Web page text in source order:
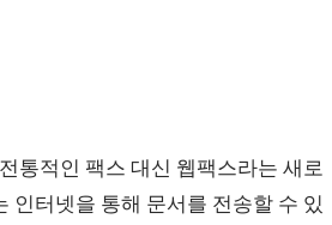
통적인 팩스 대신 웹팩스라는 새로
인터넷을 통해 문서를 전송할 수 있